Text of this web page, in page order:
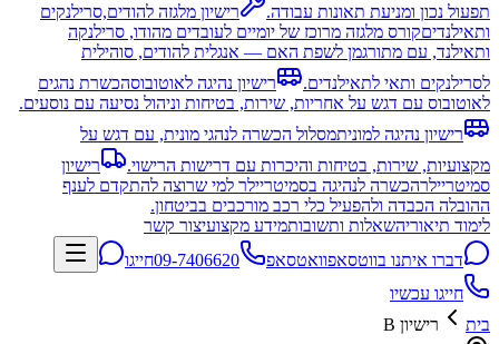
תפעול נכון ומניעת תאונות עבודה.
רישיון מלגזה להודים,סרילנקים
ותאילנדיםקורס מלגזה מרוכז של יומיים לעובדים מהודו, סרילנקה
ותאילנד, עם מתורגמן לשפת האם — אנגלית להודים, סוהילית
לסרילנקים ותאי לתאילנדים.
רישיון נהיגה לאוטובוסהכשרת נהגים
לאוטובוס עם דגש על אחריות, שירות, בטיחות וניהול נסיעה עם נוסעים.
רישיון נהיגה למוניתמסלול הכשרה לנהגי מונית, עם דגש על
מקצועיות, שירות, בטיחות והיכרות עם דרישות הרישוי.
רישיון
סמיטריילרהכשרה לנהיגה בסמיטריילר למי שרוצה להתקדם לענף
ההובלה הכבדה ולהפעיל כלי רכב מורכבים בביטחון.
לימוד תיאוריהשאלות ותשובותמידע מקצועיצור קשר
דברו איתנו בווטסאפוואטסאפ 09-7406620חייגו
חייגו עכשיו
בית
רישיון B